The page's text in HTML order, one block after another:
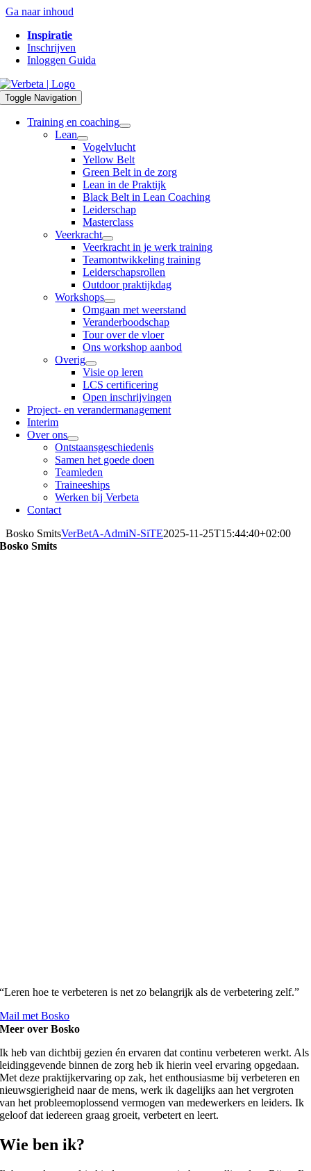
Ga naar inhoud
Inspiratie
Inschrijven
Inloggen Guida
Toggle Navigation
Training en coaching
Lean
Vogelvlucht
Yellow Belt
Green Belt in de zorg
Lean in de Praktijk
Black Belt in Lean Coaching
Leiderschap
Masterclass
Veerkracht
Veerkracht in je werk training
Teamontwikkeling training
Leiderschapsrollen
Outdoor praktijkdag
Workshops
Omgaan met weerstand
Veranderboodschap
Tour over de vloer
Ons workshop aanbod
Overig
Visie op leren
LCS certificering
Open inschrijvingen
Project- en verandermanagement
Interim
Over ons
Ontstaansgeschiedenis
Samen het goede doen
Teamleden
Traineeships
Werken bij Verbeta
Contact
Bosko SmitsVerBetA-AdmiN-SiTE2025-11-25T15:44:40+02:00
Bosko Smits
“Leren hoe te verbeteren is net zo belangrijk als de verbetering zelf.”
Mail met Bosko
Meer over Bosko
Ik heb van dichtbij gezien én ervaren dat continu verbeteren werkt. Als
leidinggevende binnen de zorg heb ik hierin veel ervaring opgedaan.
Met deze praktijkervaring op zak, het enthousiasme bij verbeteren en
nieuwsgierigheid naar de mens, werk ik dagelijks aan het vergroten
van het probleemoplossend vermogen van medewerkers en leiders. Ik
geloof dat iedereen graag groeit, verbetert en leert.
Wie ben ik?